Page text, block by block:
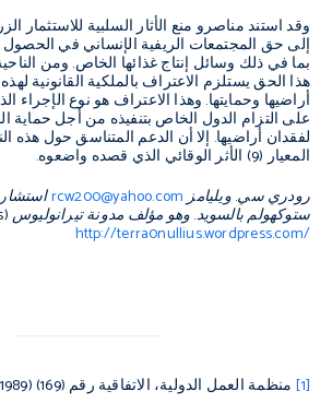
وقد استند مناصرو منع الأثار السلبية للاستثمار
إلى حق المجتمعات الريفية الإنساني في
بما في ذلك وسائل إنتاج غذائها الخاص. ومن
هذا الحق يستلزم الاعتراف بالملكية القانونية
على التزام الدول الخاص بتنفيذه من أجل حماية
لفقدان أراضيها. إلا أن الدعم المتناسق حول
المعيار (9) الأثر الوقائي الذي قصده واضعوه.
رودري سي. ويليامزrcw200@yahoo.com
ستوكهولم بالسويد. وهو مؤلف مدونة تيرانوليوس (
http://terra0nullius.wordpress.com/
[1] منظمة العمل الدولية، الاتفاقية رقم (169) (1989)، المادة 13(1)